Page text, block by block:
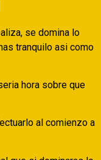
se domina lo
tranquilo asi­ como
hora sobre que
al comienzo a